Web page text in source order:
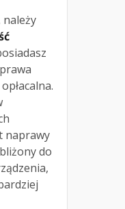
należy
naprawy
do